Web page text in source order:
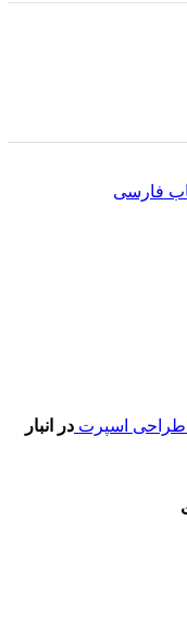
طراحی اسپرت در انبار